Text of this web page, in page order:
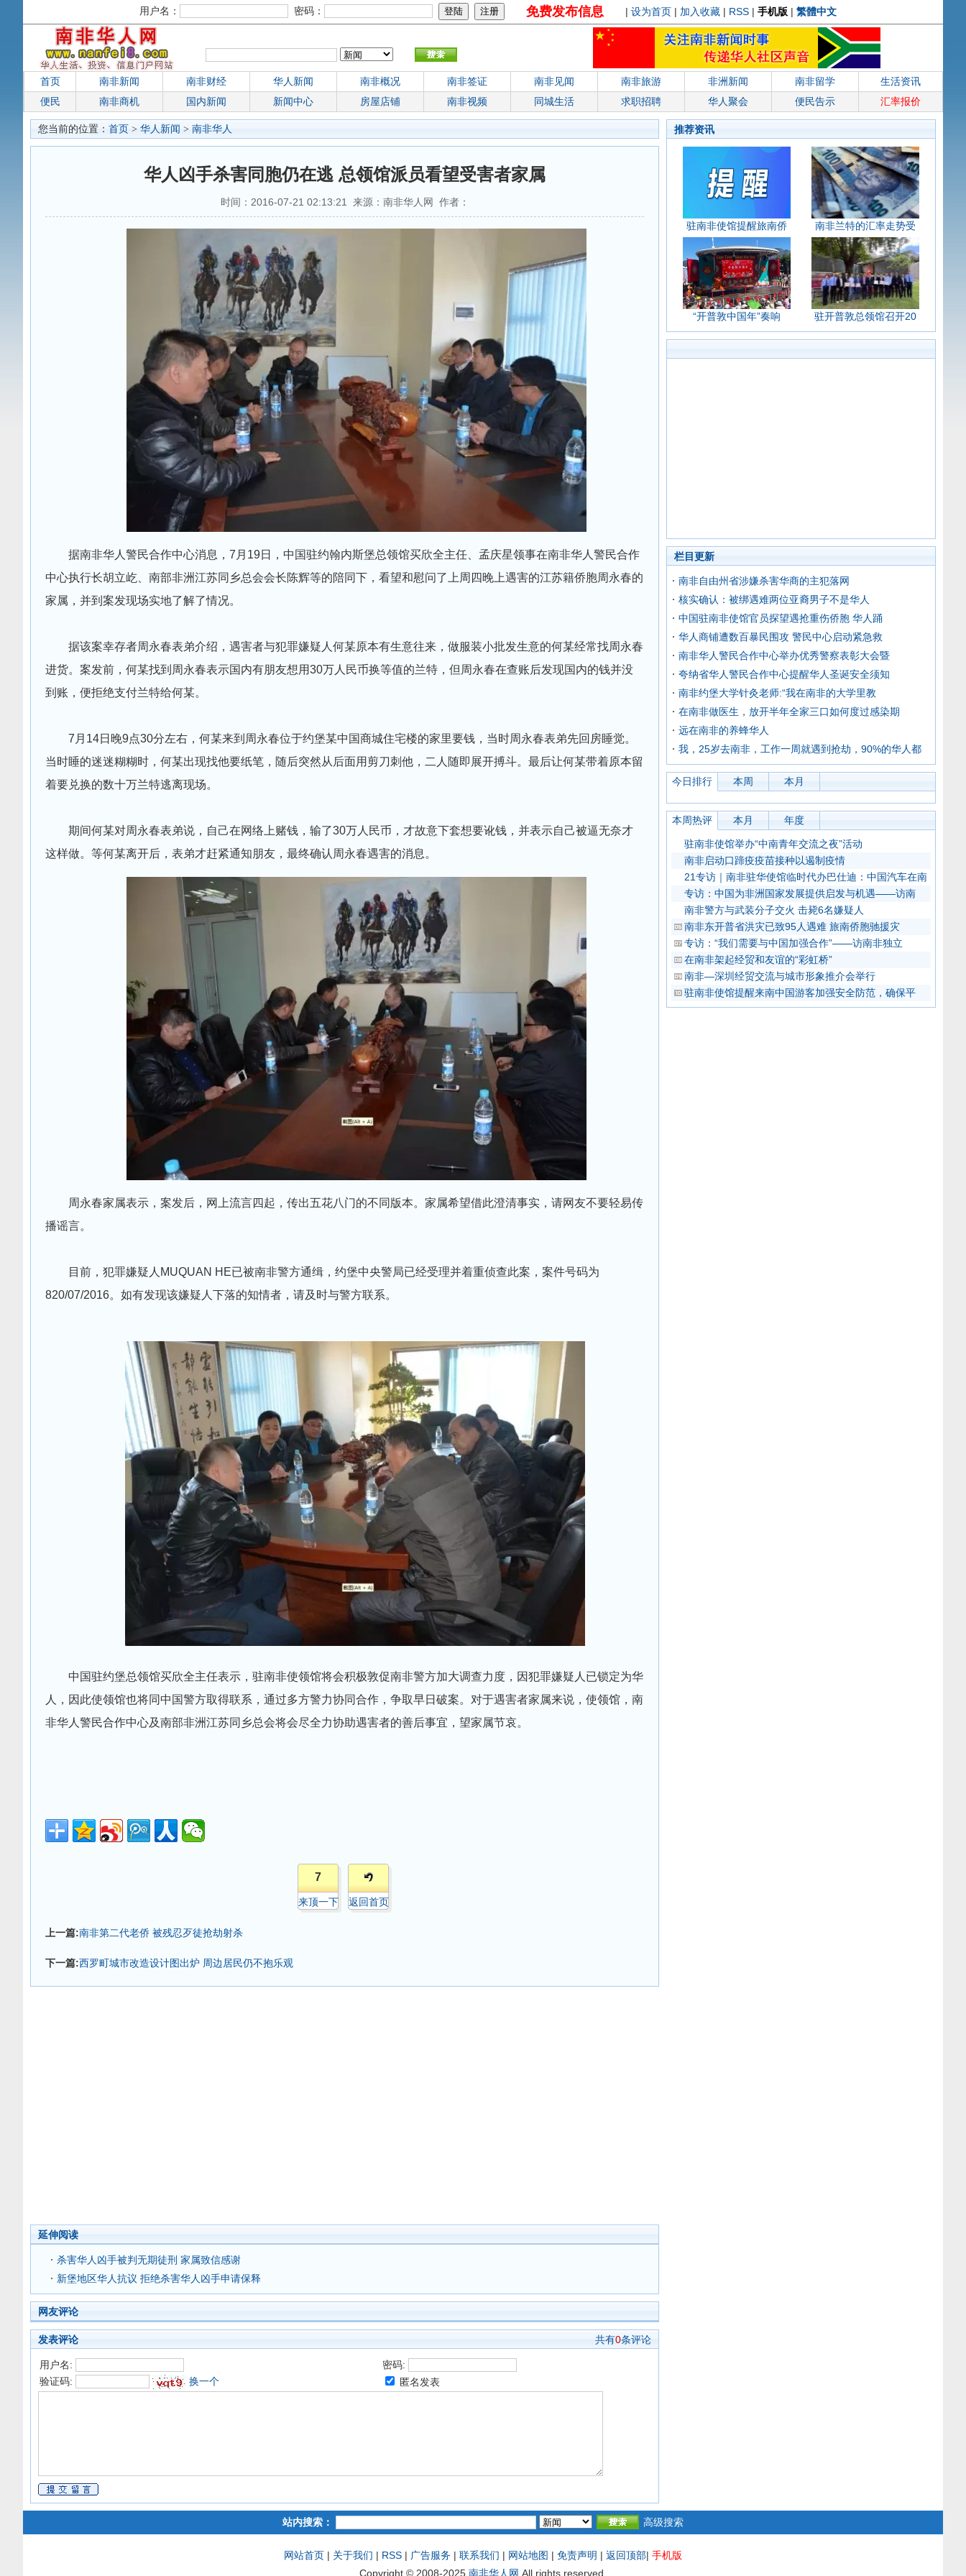
用户名： 密码： 免费发布信息 | 设为首页 | 加入收藏 | RSS | 手机版 | 繁體中文
首页 南非新闻 南非财经 华人新闻 南非概况 南非签证 南非见闻 南非旅游 非洲新闻 南非留学
生活资讯
便民
南非商机 国内新闻 新闻中心 房屋店铺 南非视频 同城生活 求职招聘 华人聚会 便民告示 汇率报价
您当前的位置： 首页 > 华人新闻 > 南非华人
华人凶手杀害同胞仍在逃 总领馆派员看望受害者家属
时间：2016-07-21 02:13:21 来源：南非华人网 作者：
据南非华人警民合作中心消息，7月19日，中国驻约翰内斯堡总领馆买欣全主任、孟庆星领事在南非华人警民合作
中心执行长胡立屹、南部非洲江苏同乡总会会长陈辉等的陪同下，看望和慰问了上周四晚上遇害的江苏籍侨胞周永春的
家属，并到案发现场实地了解了情况。
据该案幸存者周永春表弟介绍，遇害者与犯罪嫌疑人何某原本有生意往来，做服装小批发生意的何某经常找周永春
进货。案发前，何某找到周永春表示国内有朋友想用30万人民币换等值的兰特，但周永春在查账后发现国内的钱并没
到账，便拒绝支付兰特给何某。
7月14日晚9点30分左右，何某来到周永春位于约堡某中国商城住宅楼的家里要钱，当时周永春表弟先回房睡觉。
当时睡的迷迷糊糊时，何某出现找他要纸笔，随后突然从后面用剪刀刺他，二人随即展开搏斗。最后让何某带着原本留
着要兑换的数十万兰特逃离现场。
期间何某对周永春表弟说，自己在网络上赌钱，输了30万人民币，才故意下套想要讹钱，并表示自己被逼无奈才
这样做。等何某离开后，表弟才赶紧通知朋友，最终确认周永春遇害的消息。
周永春家属表示，案发后，网上流言四起，传出五花八门的不同版本。家属希望借此澄清事实，请网友不要轻易传
播谣言。
目前，犯罪嫌疑人MUQUAN HE已被南非警方通缉，约堡中央警局已经受理并着重侦查此案，案件号码为
820/07/2016。如有发现该嫌疑人下落的知情者，请及时与警方联系。
中国驻约堡总领馆买欣全主任表示，驻南非使领馆将会积极敦促南非警方加大调查力度，因犯罪嫌疑人已锁定为华
人，因此使领馆也将同中国警方取得联系，通过多方警力协同合作，争取早日破案。对于遇害者家属来说，使领馆，南
非华人警民合作中心及南部非洲江苏同乡总会将会尽全力协助遇害者的善后事宜，望家属节哀。
7
来顶一下 返回首页
上一篇:南非第二代老侨 被残忍歹徒抢劫射杀
下一篇:西罗町城市改造设计图出炉 周边居民仍不抱乐观
延伸阅读
杀害华人凶手被判无期徒刑 家属致信感谢
新堡地区华人抗议 拒绝杀害华人凶手申请保释
网友评论
发表评论 共有0条评论
用户名:
密码:
验证码:
换一个 匿名发表
推荐资讯
驻南非使馆提醒旅南侨 南非兰特的汇率走势受
“开普敦中国年”奏响 驻开普敦总领馆召开20
栏目更新
南非自由州省涉嫌杀害华商的主犯落网
核实确认：被绑遇难两位亚裔男子不是华人
中国驻南非使馆官员探望遇抢重伤侨胞 华人踊
华人商铺遭数百暴民围攻 警民中心启动紧急救
南非华人警民合作中心举办优秀警察表彰大会暨
夸纳省华人警民合作中心提醒华人圣诞安全须知
南非约堡大学针灸老师:“我在南非的大学里教
在南非做医生，放开半年全家三口如何度过感染期
远在南非的养蜂华人
我，25岁去南非，工作一周就遇到抢劫，90%的华人都
今日排行 本周 本月
本周热评 本月 年度
驻南非使馆举办“中南青年交流之夜”活动
南非启动口蹄疫疫苗接种以遏制疫情
21专访｜南非驻华使馆临时代办巴仕迪：中国汽车在南
专访：中国为非洲国家发展提供启发与机遇——访南
南非警方与武装分子交火 击毙6名嫌疑人
南非东开普省洪灾已致95人遇难 旅南侨胞驰援灾
专访：“我们需要与中国加强合作”——访南非独立
在南非架起经贸和友谊的“彩虹桥”
南非—深圳经贸交流与城市形象推介会举行
驻南非使馆提醒来南中国游客加强安全防范，确保平
站内搜索： 高级搜索
网站首页 | 关于我们 | RSS | 广告服务 | 联系我们 | 网站地图 | 免责声明 | 返回顶部| 手机版
Copyright © 2008-2025 南非华人网 All rights reserved.